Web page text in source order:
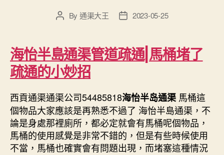
PostBy 通渠大王
Post2023-05-25
海怡半島通渠管道疏通|馬桶堵了
疏通的小妙招
西貢通渠通渠公司54485818海怡半岛通渠 馬桶這
個物品大家應該是再熟悉不過了 海怡半島通渠，不
論是身處那裡廁所，都必定就會有馬桶呢個物品，
馬桶的使用感覺是非常不錯的，但是有些時候使用
不當，馬桶也確實會有問題出現，而堵塞這種情況